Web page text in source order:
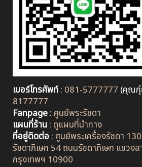
เบอร์โทรศัพท์: 081-5777777 (คุณกุ่
8177777
Fanpage: ศูนย์พระรัชดา
แผนที่ร้าน: ดูแผนที่นำทาง
ที่อยู่ติดต่อ: ศูนย์พระเครื่องรัชดา
รัชดาภิเษก 54 ถนนรัชดาภิเษก แขวง
กรุงเทพฯ 10900